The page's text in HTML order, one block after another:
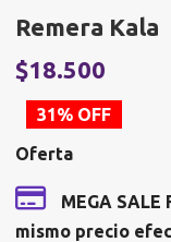
Remera Kala
El
precio
original
era:
$26.825.
$18.500
31% OFF
Oferta
MEGA
mismo precio